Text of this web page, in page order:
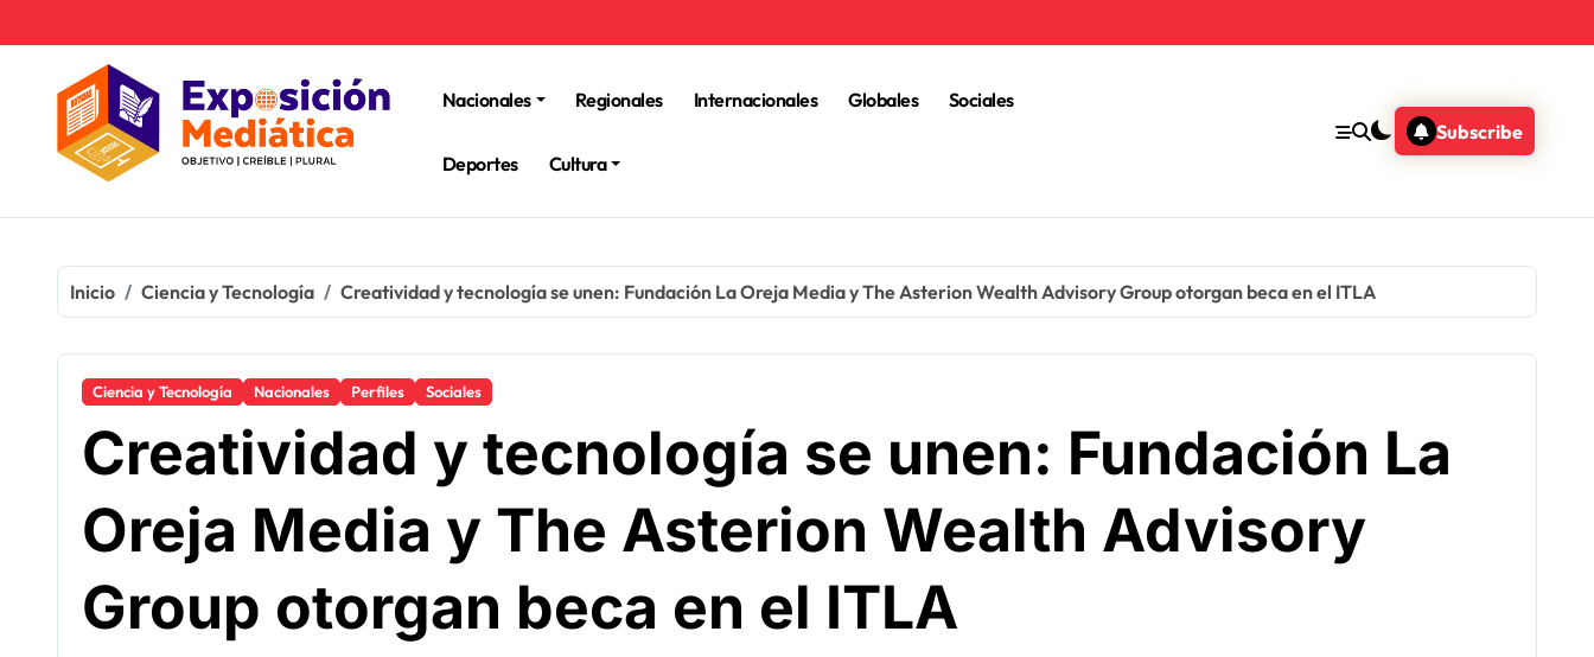
Nacionales
Regionales Internacionales Globales Sociales
Deportes Cultura
Subscribe
Inicio Ciencia y Tecnología Creatividad y tecnología se unen: Fundación La Oreja Media y The Asterion Wealth Advisory Group otorgan beca en el ITLA
Ciencia y Tecnología Nacionales Perfiles Sociales
Creatividad y tecnología se unen: Fundación La
Oreja Media y The Asterion Wealth Advisory
Group otorgan beca en el ITLA